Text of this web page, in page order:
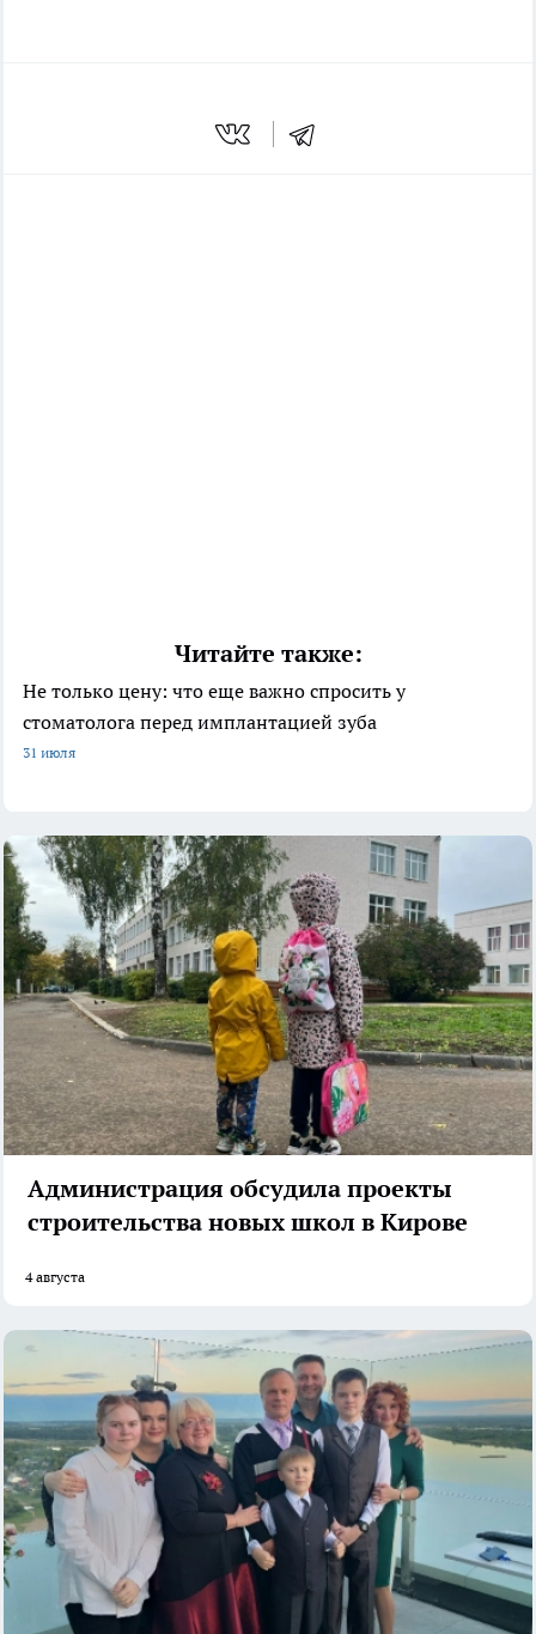
Читайте также:
Не только цену: что еще важно спросить у
стоматолога перед имплантацией зуба
31 июля
Администрация обсудила проекты
строительства новых школ в Кирове
4 августа